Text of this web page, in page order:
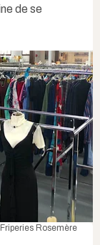
de se
Friperies Rosemère